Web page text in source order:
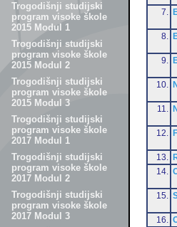
Trogodišnji studijski
program visoke škole
2015 Modul 1
Trogodišnji studijski
program visoke škole
2015 Modul 2
Trogodišnji studijski
program visoke škole
2015 Modul 3
Trogodišnji studijski
program visoke škole
2017 Modul 1
Trogodišnji studijski
program visoke škole
2017 Modul 2
Trogodišnji studijski
program visoke škole
2017 Modul 3
7.
8.
9.
10.
11.
12.
13.
14.
15.
16.